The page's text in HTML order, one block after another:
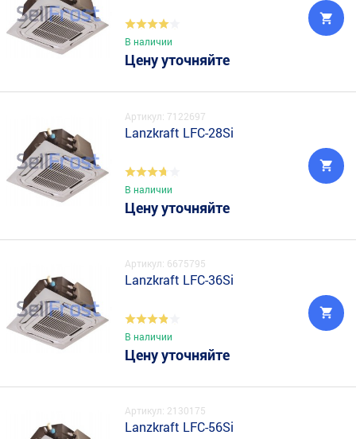
В наличии
Цену уточняйте
Артикул: 7122697
Lanzkraft LFC-28Si
В наличии
Цену уточняйте
Артикул: 6675795
Lanzkraft LFC-36Si
В наличии
Цену уточняйте
Артикул: 2130175
Lanzkraft LFC-56Si